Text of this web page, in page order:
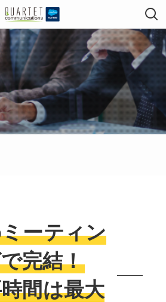
ーティン
完結！
間は最大